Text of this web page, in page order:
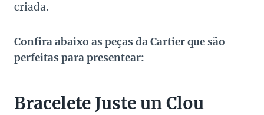
criada.
Confira abaixo as peças da Cartier que são
perfeitas para presentear:
Bracelete Juste un Clou